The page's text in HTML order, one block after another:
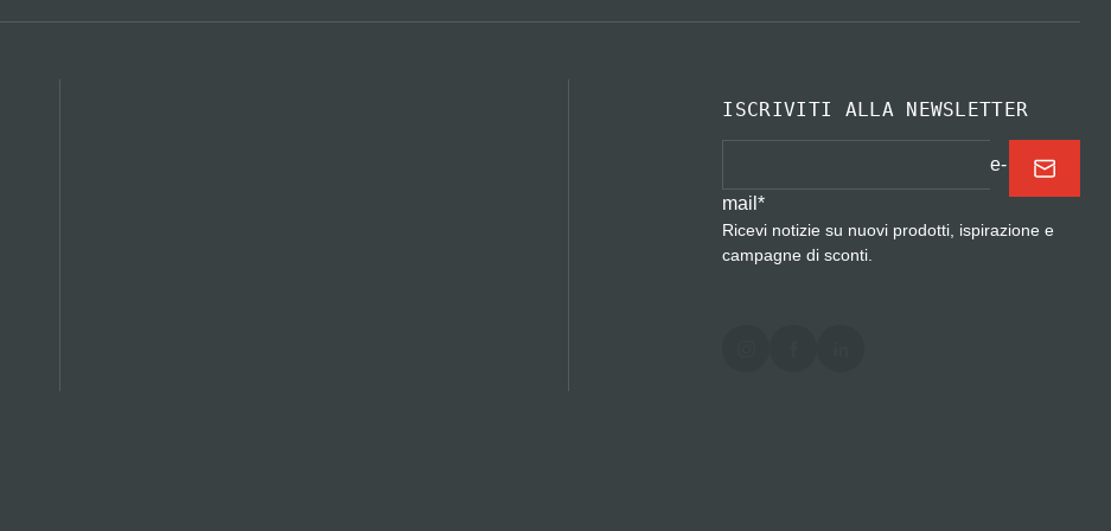
ISCRIVITI ALLA NEWSLETTER
e-
mail*
Ricevi notizie su nuovi prodotti, ispirazione e
campagne di sconti.